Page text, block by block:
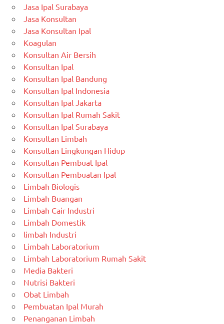
Jasa Ipal Surabaya
Jasa Konsultan
Jasa Konsultan Ipal
Koagulan
Konsultan Air Bersih
Konsultan Ipal
Konsultan Ipal Bandung
Konsultan Ipal Indonesia
Konsultan Ipal Jakarta
Konsultan Ipal Rumah Sakit
Konsultan Ipal Surabaya
Konsultan Limbah
Konsultan Lingkungan Hidup
Konsultan Pembuat Ipal
Konsultan Pembuatan Ipal
Limbah Biologis
Limbah Buangan
Limbah Cair Industri
Limbah Domestik
limbah Industri
Limbah Laboratorium
Limbah Laboratorium Rumah Sakit
Media Bakteri
Nutrisi Bakteri
Obat Limbah
Pembuatan Ipal Murah
Penanganan Limbah